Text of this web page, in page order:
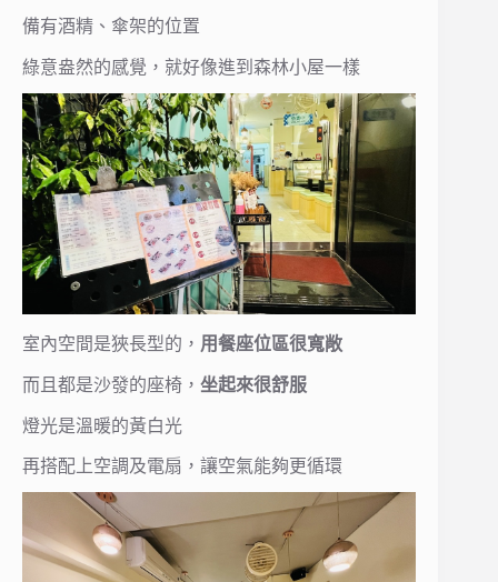
備有酒精、傘架的位置
綠意盎然的感覺，就好像進到森林小屋一樣
室內空間是狹長型的， 用餐座位區很寬敞
而且都是沙發的座椅， 坐起來很舒服
燈光是溫暖的黃白光
再搭配上空調及電扇，讓空氣能夠更循環